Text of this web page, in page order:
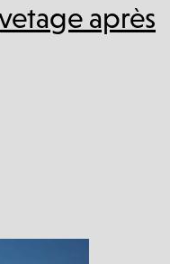
après